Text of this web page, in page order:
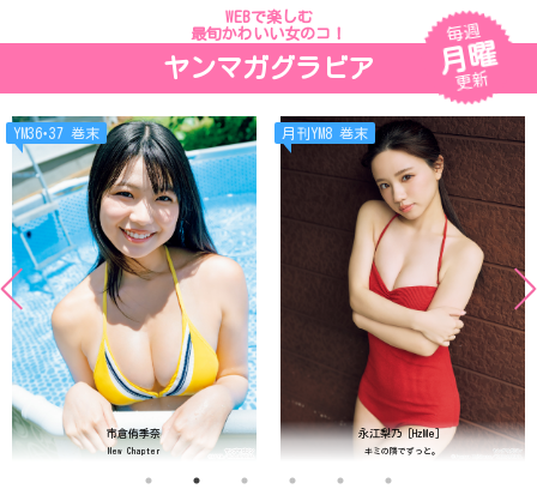
WEBで楽しむ
最旬かわいい女のコ！
ヤンマガグラビア
毎週
月曜
更新
YM36･37 巻末
市倉侑季奈
New Chapter
月刊YM8 巻末
永江梨乃［HzMe］
キミの隣でずっと。